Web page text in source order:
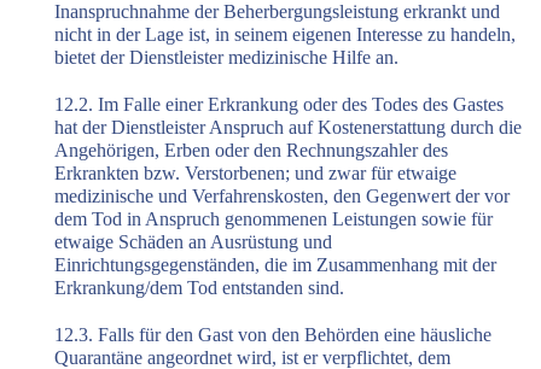
Inanspruchnahme der Beherbergungsleistung erkrankt und
nicht in der Lage ist, in seinem eigenen Interesse zu handeln,
bietet der Dienstleister medizinische Hilfe an.
12.2. Im Falle einer Erkrankung oder des Todes des Gastes
hat der Dienstleister Anspruch auf Kostenerstattung durch die
Angehörigen, Erben oder den Rechnungszahler des
Erkrankten bzw. Verstorbenen; und zwar für etwaige
medizinische und Verfahrenskosten, den Gegenwert der vor
dem Tod in Anspruch genommenen Leistungen sowie für
etwaige Schäden an Ausrüstung und
Einrichtungsgegenständen, die im Zusammenhang mit der
Erkrankung/dem Tod entstanden sind.
12.3. Falls für den Gast von den Behörden eine häusliche
Quarantäne angeordnet wird, ist er verpflichtet, dem